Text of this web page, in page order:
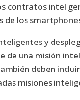
contratos
de los
y
de una misión
deben
misiones